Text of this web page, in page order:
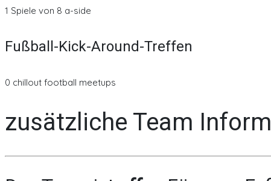
1 Spiele von 8 a-side
Fußball-Kick-Around-Treffen
0 chillout football meetups
zusätzliche Team